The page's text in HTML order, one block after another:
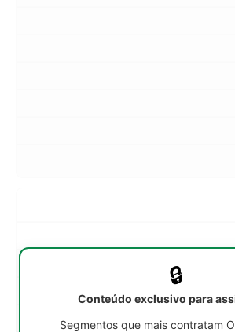
🔒
Conteúdo exclusivo para
Segmentos que mais contratam